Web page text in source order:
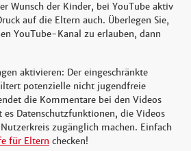
Wunsch der Kinder, bei YouTube aktiv
auf die Eltern auch. Überlegen Sie,
YouTube-Kanal zu erlauben, dann
aktivieren: Der eingeschränkte
potenzielle nicht jugendfreie
die Kommentare bei den Videos
es Datenschutzfunktionen, die Videos
zugänglich machen. Einfach
für Eltern checken!